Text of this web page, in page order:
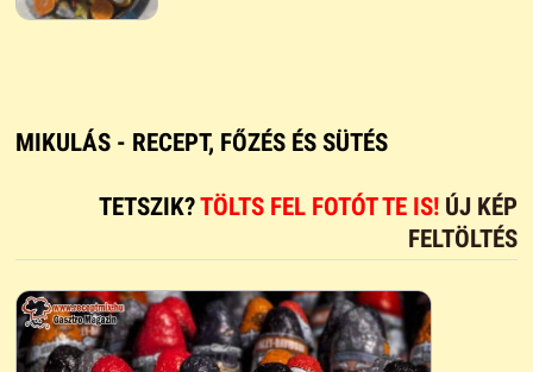
MIKULÁS - RECEPT, FŐZÉS ÉS SÜTÉS
TETSZIK?TÖLTS FEL FOTÓT TE IS! ÚJ KÉP
FELTÖLTÉS